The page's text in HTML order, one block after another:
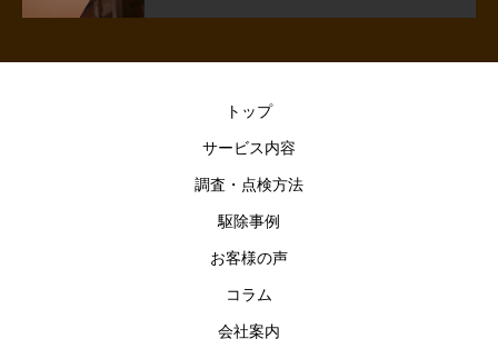
トップ
サービス内容
調査・点検方法
駆除事例
お客様の声
コラム
会社案内